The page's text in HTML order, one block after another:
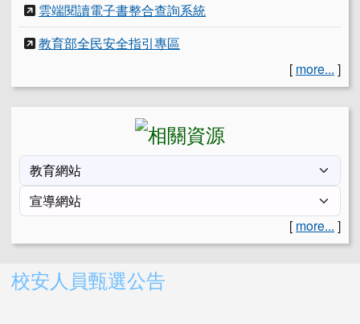
雲端閱讀電子書整合查詢系統
教育部全民安全指引專區
[ more... ]
[ more... ]
右邊區域內容
校安人員甄選公告